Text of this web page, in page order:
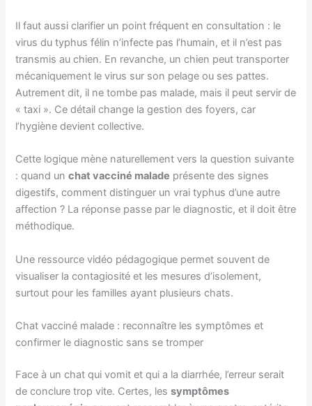
Il faut aussi clarifier un point fréquent en consultation : le
virus du typhus félin n’infecte pas l’humain, et il n’est pas
transmis au chien. En revanche, un chien peut transporter
mécaniquement le virus sur son pelage ou ses pattes.
Autrement dit, il ne tombe pas malade, mais il peut servir de
« taxi ». Ce détail change la gestion des foyers, car
l’hygiène devient collective.
Cette logique mène naturellement vers la question suivante
: quand unchat vacciné malade présente des signes
digestifs, comment distinguer un vrai typhus d’une autre
affection ? La réponse passe par le diagnostic, et il doit être
méthodique.
Une ressource vidéo pédagogique permet souvent de
visualiser la contagiosité et les mesures d’isolement,
surtout pour les familles ayant plusieurs chats.
Chat vacciné malade : reconnaître les symptômes et
confirmer le diagnostic sans se tromper
Face à un chat qui vomit et qui a la diarrhée, l’erreur serait
de conclure trop vite. Certes, lessymptômes